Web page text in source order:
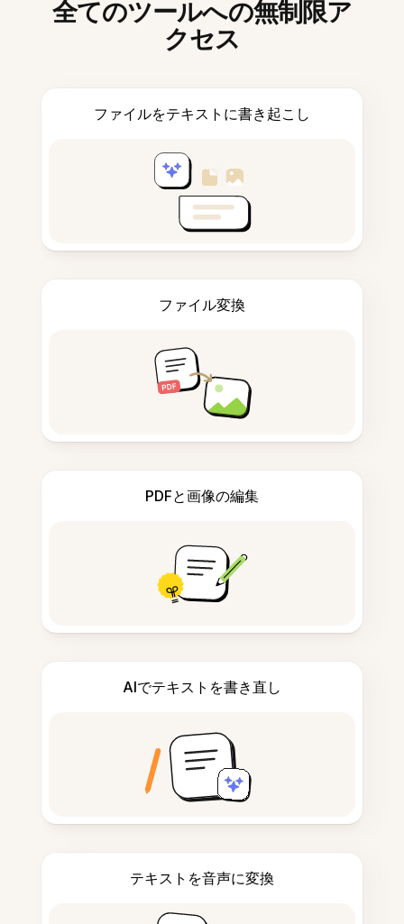
全てのツールへの無制限ア
クセス
ファイルをテキストに書き起こし
ファイル変換
PDFと画像の編集
AIでテキストを書き直し
テキストを音声に変換